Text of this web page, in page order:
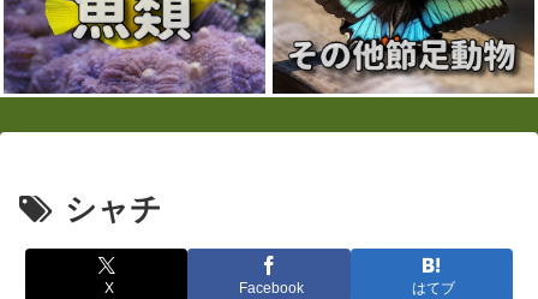
シャチ
X Facebook はてブ